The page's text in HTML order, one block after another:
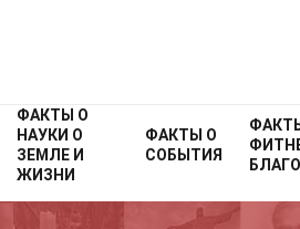
ФАКТЫ О
НАУКИ О
ЗЕМЛЕ И
ЖИЗНИ
ФАКТЫ О
СОБЫТИЯ